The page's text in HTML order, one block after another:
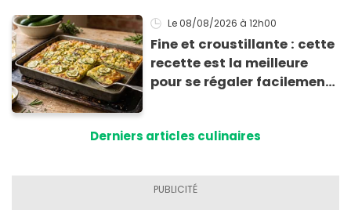
Le 08/08/2026 à 12h00
Fine et croustillante : cette
recette est la meilleure
pour se régaler facilement
Derniers articles culinaires